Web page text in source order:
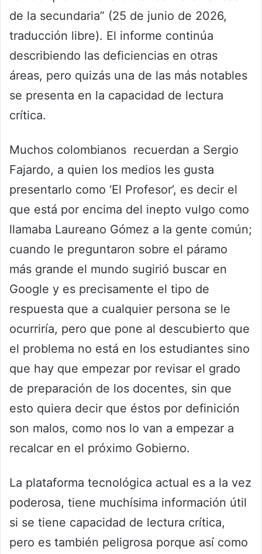
de la secundaria” (25 de junio de 2026,
traducción libre). El informe continúa
describiendo las deficiencias en otras
áreas, pero quizás una de las más notables
se presenta en la capacidad de lectura
crítica.
Muchos colombianos recuerdan a Sergio
Fajardo, a quien los medios les gusta
presentarlo como ‘El Profesor’, es decir el
que está por encima del inepto vulgo como
llamaba Laureano Gómez a la gente común;
cuando le preguntaron sobre el páramo
más grande el mundo sugirió buscar en
Google y es precisamente el tipo de
respuesta que a cualquier persona se le
ocurriría, pero que pone al descubierto que
el problema no está en los estudiantes sino
que hay que empezar por revisar el grado
de preparación de los docentes, sin que
esto quiera decir que éstos por definición
son malos, como nos lo van a empezar a
recalcar en el próximo Gobierno.
La plataforma tecnológica actual es a la vez
poderosa, tiene muchísima información útil
si se tiene capacidad de lectura crítica,
pero es también peligrosa porque así como